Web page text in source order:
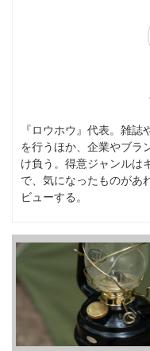
『ロウホウ』代表。雑
を行うほか、企業やブラ
け負う。得意ジャンルは
で、気になったものがあ
ビューする。